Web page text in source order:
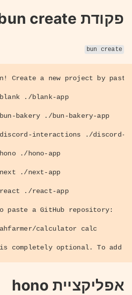
פקודת bun create
bun create
Create a new project by
./blank-app
bakery ./bun-bakery-app
interactions ./discord-
./hono-app
./next-app
./react-app
paste a GitHub repository:
calculator calc
is completely optional. To
אפליקציית hono